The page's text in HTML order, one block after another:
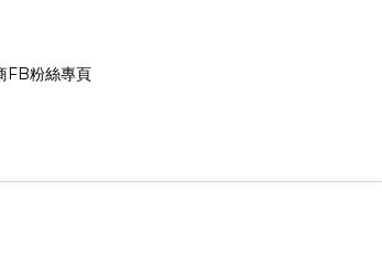
FB粉絲專頁